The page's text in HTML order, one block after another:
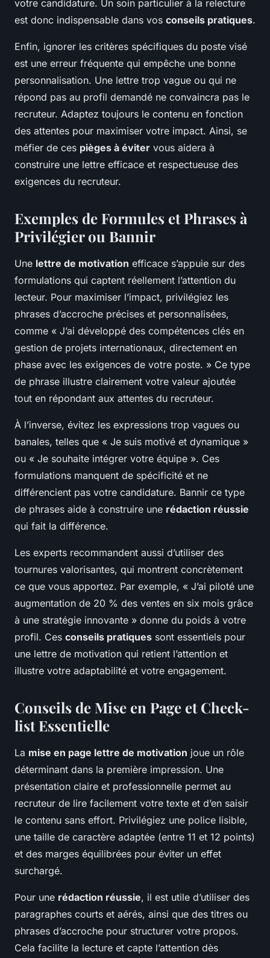
votre candidature. Un soin particulier à la relecture
est donc indispensable dans vos conseils pratiques.
Enfin, ignorer les critères spécifiques du poste visé
est une erreur fréquente qui empêche une bonne
personnalisation. Une lettre trop vague ou qui ne
répond pas au profil demandé ne convaincra pas le
recruteur. Adaptez toujours le contenu en fonction
des attentes pour maximiser votre impact. Ainsi, se
méfier de ces pièges à éviter vous aidera à
construire une lettre efficace et respectueuse des
exigences du recruteur.
Exemples de Formules et Phrases à
Privilégier ou Bannir
Une lettre de motivation efficace s’appuie sur des
formulations qui captent réellement l’attention du
lecteur. Pour maximiser l’impact, privilégiez les
phrases d’accroche précises et personnalisées,
comme « J’ai développé des compétences clés en
gestion de projets internationaux, directement en
phase avec les exigences de votre poste. » Ce type
de phrase illustre clairement votre valeur ajoutée
tout en répondant aux attentes du recruteur.
À l’inverse, évitez les expressions trop vagues ou
banales, telles que « Je suis motivé et dynamique »
ou « Je souhaite intégrer votre équipe ». Ces
formulations manquent de spécificité et ne
différencient pas votre candidature. Bannir ce type
de phrases aide à construire une rédaction réussie
qui fait la différence.
Les experts recommandent aussi d’utiliser des
tournures valorisantes, qui montrent concrètement
ce que vous apportez. Par exemple, « J’ai piloté une
augmentation de 20 % des ventes en six mois grâce
à une stratégie innovante » donne du poids à votre
profil. Ces conseils pratiques sont essentiels pour
une lettre de motivation qui retient l’attention et
illustre votre adaptabilité et votre engagement.
Conseils de Mise en Page et Check-
list Essentielle
La mise en page lettre de motivation joue un rôle
déterminant dans la première impression. Une
présentation claire et professionnelle permet au
recruteur de lire facilement votre texte et d’en saisir
le contenu sans effort. Privilégiez une police lisible,
une taille de caractère adaptée (entre 11 et 12 points)
et des marges équilibrées pour éviter un effet
surchargé.
Pour une rédaction réussie, il est utile d’utiliser des
paragraphes courts et aérés, ainsi que des titres ou
phrases d’accroche pour structurer votre propos.
Cela facilite la lecture et capte l’attention dès